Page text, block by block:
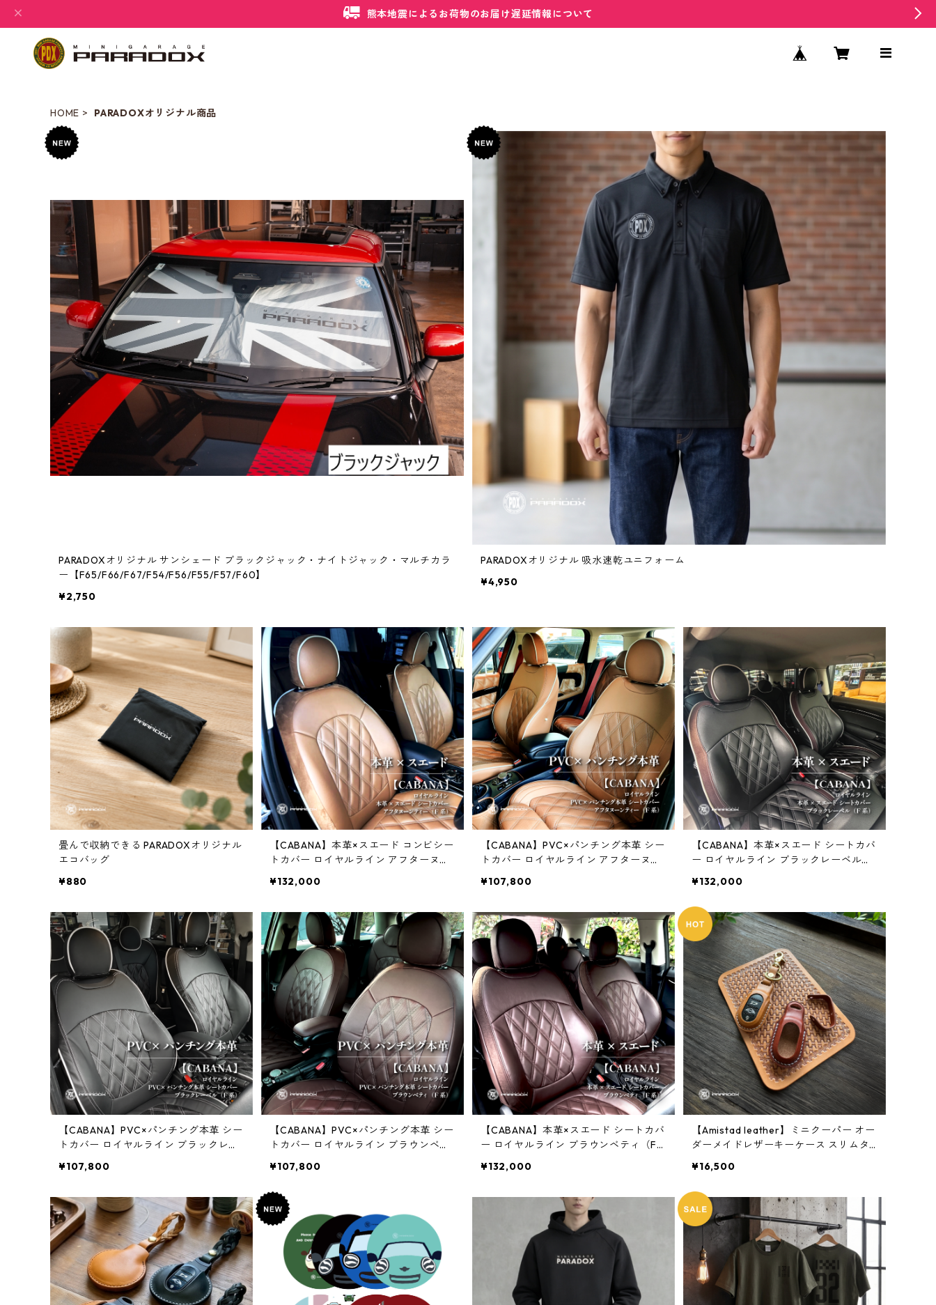
熊本地震によるお荷物のお届け遅延情報について
HOME PARADOXオリジナル商品
PARADOXオリジナル サンシェード ブラックジャック・ナイトジャック・マルチカラ
ー【F65/F66/F67/F54/F56/F55/F57/F60】
¥2,750
PARADOXオリジナル 吸水速乾ユニフォーム
¥4,950
畳んで収納できる PARADOXオリジナル
エコバッグ
¥880
【CABANA】本革×スエード コンビシー
トカバー ロイヤルライン アフターヌー
¥132,000
【CABANA】PVC×パンチング本革 シー
トカバー ロイヤルライン アフターヌー
¥107,800
【CABANA】本革×スエード シートカバ
ー ロイヤルライン ブラックレーベル
¥132,000
【CABANA】PVC×パンチング本革 シー
トカバー ロイヤルライン ブラックレー
¥107,800
【CABANA】PVC×パンチング本革 シー
トカバー ロイヤルライン ブラウンベテ
¥107,800
【CABANA】本革×スエード シートカバ
ー ロイヤルライン ブラウンベティ（F
¥132,000
【Amistad leather】ミニクーパー オー
ダーメイドレザーキーケース スリムタ
¥16,500